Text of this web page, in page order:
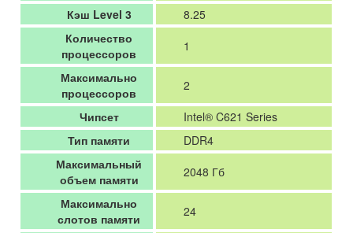
Кэш Level 3
8.25
Количество
процессоров
1
Максимально
процессоров
2
Чипсет
Intel® C621 Series
Тип памяти
DDR4
Максимальный
объем памяти
2048 Гб
Максимально
слотов памяти
24